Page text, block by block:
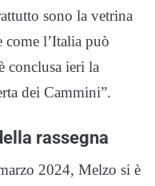
sono la vetrina
come l’Italia può
conclusa ieri la
dei Cammini”.
rassegna
2024, Melzo si è